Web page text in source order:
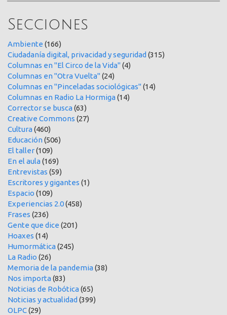
Secciones
Ambiente (166)
Ciudadanía digital, privacidad y seguridad (315)
Columnas en "El Circo de la Vida"(4)
Columnas en "Otra Vuelta"(24)
Columnas en "Pinceladas sociológicas"(14)
Columnas en Radio La Hormiga(14)
Corrector se busca(63)
Creative Commons (27)
Cultura(460)
Educación(506)
El taller(109)
En el aula(169)
Entrevistas (59)
Escritores y gigantes (1)
Espacio (109)
Experiencias 2.0(458)
Frases (236)
Gente que dice (201)
Hoaxes (14)
Humormática(245)
La Radio (26)
Memoria de la pandemia(38)
Nos importa(83)
Noticias de Robótica(65)
Noticias y actualidad (399)
OLPC(29)